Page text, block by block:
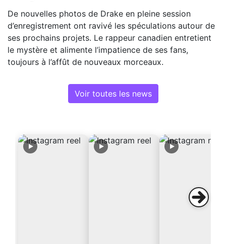
De nouvelles photos de Drake en pleine session
d’enregistrement ont ravivé les spéculations autour de
ses prochains projets. Le rappeur canadien entretient
le mystère et alimente l’impatience de ses fans,
toujours à l’affût de nouveaux morceaux.
Voir toutes les news